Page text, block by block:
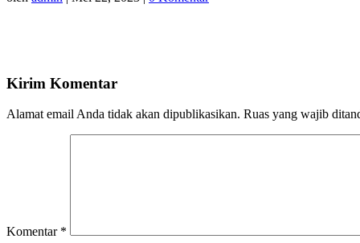
Kirim Komentar
Alamat email Anda tidak akan dipublikasikan. Ruas yang wajib
Komentar *